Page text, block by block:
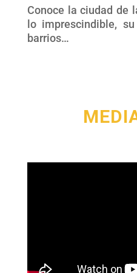
Conoce la ciudad de
lo imprescindible,
barrios…